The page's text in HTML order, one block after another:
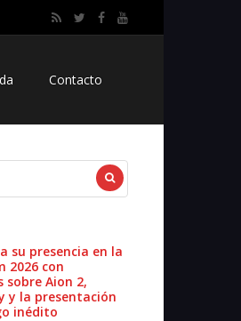
Contacto
su presencia en la
2026 con
sobre Aion 2,
y la presentación
inédito